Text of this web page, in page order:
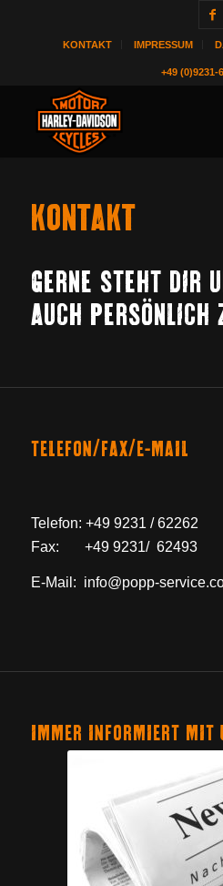
KONTAKT IMPRESSUM
+49 (0)9231-
KONTAKT
GERNE STEHT DIR
AUCH PERSÖNLICH
TELEFON/FAX/E-MAIL
Telefon: +49 9231 / 62262
Fax: +49 9231/ 62493
E-Mail: info@popp-
IMMER INFORMIERT MIT